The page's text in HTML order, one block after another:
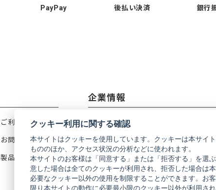
PayPay 後払い決済 銀行
ご利用ガイド
お問い合わせ
製品カタログ
企業情報
リコーイメージング株式会社
会社概要
株式会社リコー
クッキー利用に関する確認
本サイトはクッキーを使用しています。クッキーは本サイ
もののほか、アクセス状況の分析などに使われます。
本サイトのお客様は「同意する」または「拒否する」を選
意した場合は全てのクッキーが利用され、拒否した場合は
必要なクッキー以外の使用を制限することができます。お
限り本サイトの動作に必要最小限のクッキー以外が利用さ